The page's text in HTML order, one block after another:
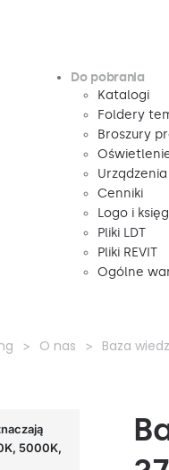
Do pobrania
Katalogi
Foldery
Broszury
Urządzenia
Cenniki
Logo i
Pliki LDT
Pliki REVIT
Ogólne
O nas Baza
5000K,